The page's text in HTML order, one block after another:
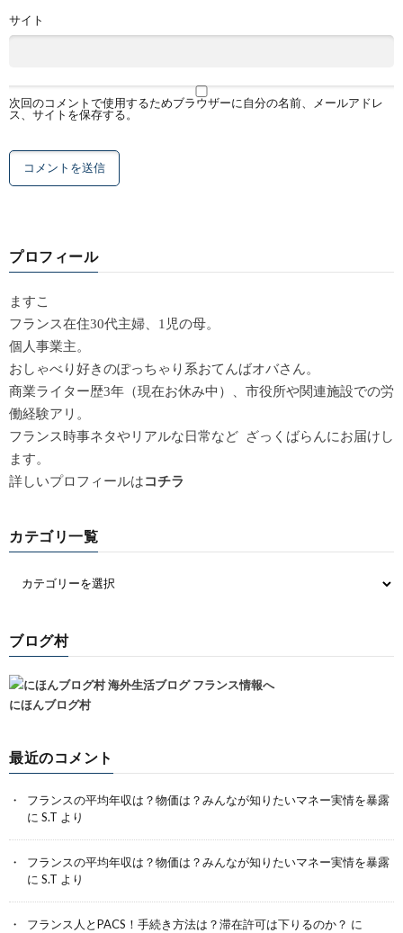
サイト
次回のコメントで使用するためブラウザーに自分の名前、メールアドレ
ス、サイトを保存する。
プロフィール
ますこ
フランス在住30代主婦、1児の母。
個人事業主。
おしゃべり好きのぽっちゃり系おてんばオバさん。
商業ライター歴3年（現在お休み中）、市役所や関連施設での労
働経験アリ。
フランス時事ネタやリアルな日常など ざっくばらんにお届けし
ます。
詳しいプロフィールはコチラ
カテゴリ一覧
ブログ村
にほんブログ村
最近のコメント
フランスの平均年収は？物価は？みんなが知りたいマネー実情を暴露
に S.T より
フランスの平均年収は？物価は？みんなが知りたいマネー実情を暴露
に S.T より
フランス人とPACS！手続き方法は？滞在許可は下りるのか？ に